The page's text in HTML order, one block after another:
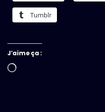
Tumblr
J’aime ça :
Chargement…